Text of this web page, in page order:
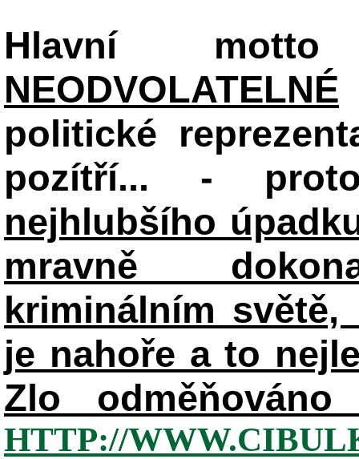
Hlavní
NEODVOLATELNÉ
politické
pozítří... -
nejhlubšího
mravně
kriminálním
je nahoře a to
Zlo
HTTP://